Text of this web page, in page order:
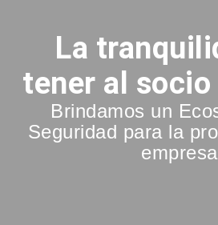
La
tener al
Brindamos un
Seguridad para la
empresa